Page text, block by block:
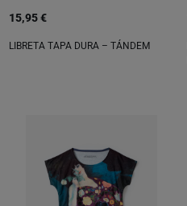
15,95 €
LIBRETA TAPA DURA – TÁNDEM